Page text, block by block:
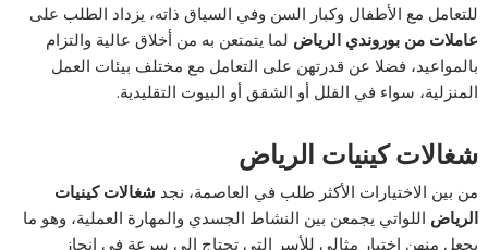
للتعامل مع الأطفال وكبار السن وفي السياق ذاته، يزداد الطلب على
عاملات من بوروندي الرياض لما يتمتعن به من أخلاق عالية والتزام
بالمواعيد، فضلا عن قدرتهن على التعامل مع مختلف بيئات العمل
المنزلية، سواء في الفلل أو الشقق أو البيوت التقليدية.
شغالات كينيات الرياض
من بين الاختيارات الأكثر طلب في العاصمة، نجد شغالات كينيات
الرياض اللواتي يجمعن بين النشاط الجسدي والمهارة العملية، وهو ما
يجعل منهن اختيار مثالي للأسر التي تحتاج إلى سرعة في إنجاز